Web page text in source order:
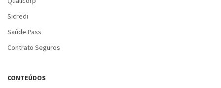
Sicredi
Saúde Pass
Contrato Seguros
CONTEÚDOS